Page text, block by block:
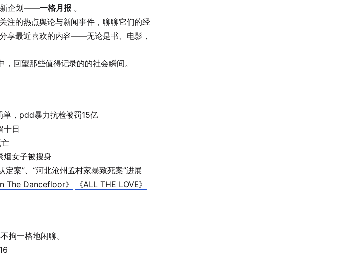
新企划——一格月报 。
注的热点舆论与新闻事件，聊聊它们的经
享最近喜欢的内容——无论是书、电影，
回望那些值得记录的的社会瞬间。
单，pdd暴力抗检被罚15亿
十日
烟女子被搜身
定案”、“河北沧州孟村家暴致死案”进展
The Dancefloor》
《ALL THE LOVE》
拘一格地闲聊。